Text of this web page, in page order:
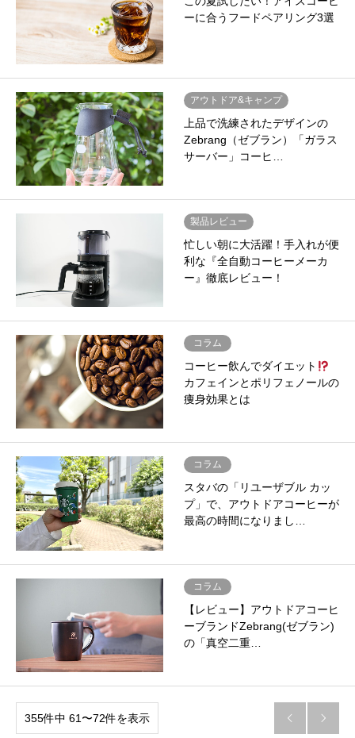
ーに合うフードペアリング3選
アウトドア&キャンプ
上品で洗練されたデザインの
Zebrang（ゼブラン）「ガラス
サーバー」コーヒ…
製品レビュー
忙しい朝に大活躍！手入れが便
利な『全自動コーヒーメーカ
ー』徹底レビュー！
コラム
コーヒー飲んでダイエット
カフェインとポリフェノールの
痩身効果とは
コラム
スタバの「リユーザブル カッ
プ」で、アウトドアコーヒーが
最高の時間になりまし…
コラム
【レビュー】アウトドアコーヒ
ーブランドZebrang(ゼブラン)
の「真空二重…
355件中 61〜72件を表示  